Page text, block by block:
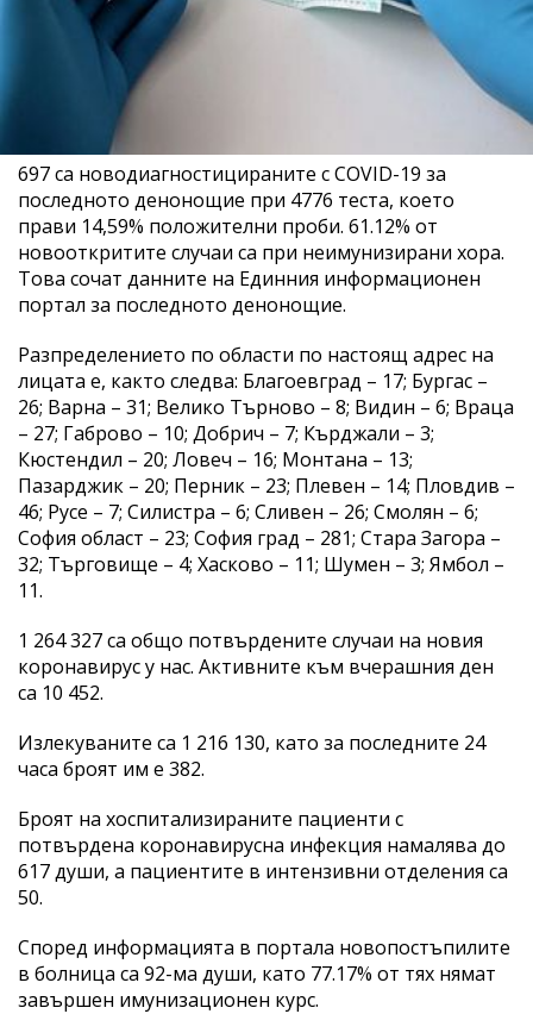
697 са новодиагностицираните с COVID-19 за
последното денонощие при 4776 теста, което
прави 14,59% положителни проби. 61.12% от
новооткритите случаи са при неимунизирани хора.
Това сочат данните на Единния информационен
портал за последното денонощие.
Разпределението по области по настоящ адрес на
лицата е, както следва: Благоевград – 17; Бургас –
26; Варна – 31; Велико Търново – 8; Видин – 6; Враца
– 27; Габрово – 10; Добрич – 7; Кърджали – 3;
Кюстендил – 20; Ловеч – 16; Монтана – 13;
Пазарджик – 20; Перник – 23; Плевен – 14; Пловдив –
46; Русе – 7; Силистра – 6; Сливен – 26; Смолян – 6;
София област – 23; София град – 281; Стара Загора –
32; Търговище – 4; Хасково – 11; Шумен – 3; Ямбол –
11.
1 264 327 са общо потвърдените случаи на новия
коронавирус у нас. Активните към вчерашния ден
са 10 452.
Излекуваните са 1 216 130, като за последните 24
часа броят им е 382.
Броят на хоспитализираните пациенти с
потвърдена коронавирусна инфекция намалява до
617 души, а пациентите в интензивни отделения са
50.
Според информацията в портала новопостъпилите
в болница са 92-ма души, като 77.17% от тях нямат
завършен имунизационен курс.